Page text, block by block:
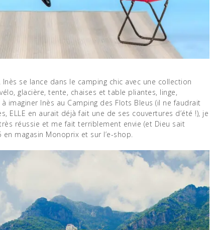
. Inès se lance dans le camping chic avec une collection
glacière, tente, chaises et table pliantes, linge,
imaginer Inès au Camping des Flots Bleus (il ne faudrait
ELLE en aurait déjà fait une de ses couvertures d’été !), je
réussie et me fait terriblement envie (et Dieu sait
magasin Monoprix et sur l’e-shop.